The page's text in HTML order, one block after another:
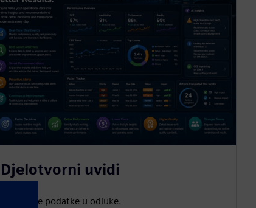
Djelotvorni uvidi
Pretvorite podatke u odluke.